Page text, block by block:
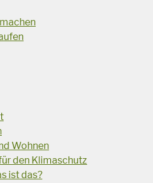
Wohnen
den Klimaschutz
ist das?